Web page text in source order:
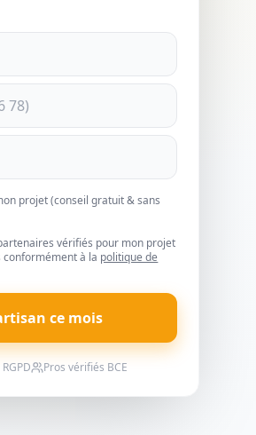
projet (conseil gratuit & sans
vérifiés pour mon projet
à la politique de
ce mois
Pros vérifiés BCE